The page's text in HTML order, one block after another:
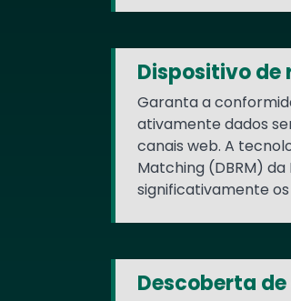
Dispositivo de
Garanta a
ativamente dados
canais web. A
Matching (DBRM)
significativamente
Descoberta